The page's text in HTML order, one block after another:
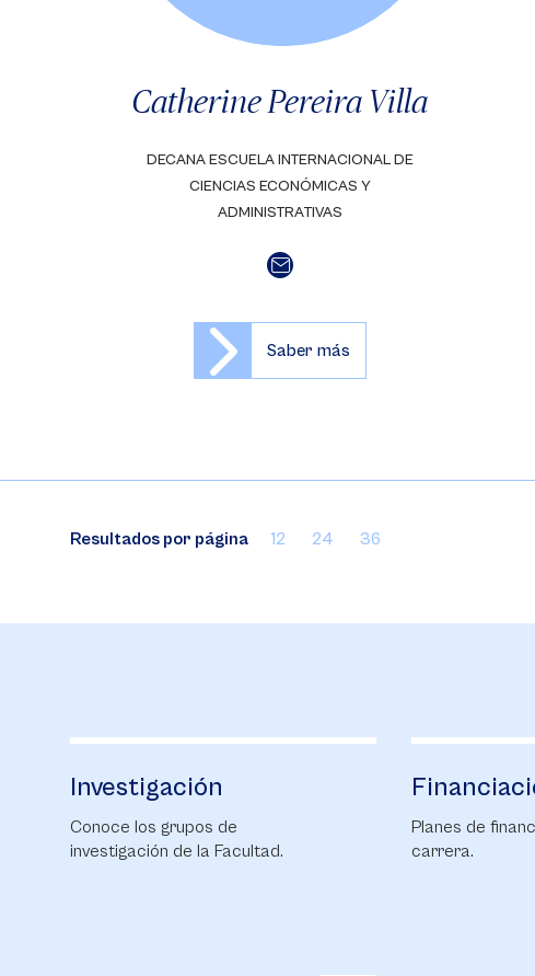
Catherine Pereira Villa
DECANA ESCUELA INTERNACIONAL DE
CIENCIAS ECONÓMICAS Y
ADMINISTRATIVAS
Saber más
Resultados por página 12 24 36
los grupos de
de la Facultad.
Financiación
Planes de financiación para tu